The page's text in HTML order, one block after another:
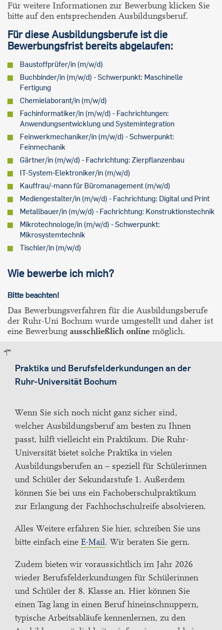
Für weitere Informationen zur Bewerbung klicken Sie
bitte auf den entsprechenden Ausbildungsberuf.
Für diese Ausbildungsberufe ist die
Bewerbungsfrist bereits abgelaufen:
Baustoffprüfer/in (m/w/d)
Buchbinder/in (m/w/d) - Schwerpunkt: Maschinelle
Fertigung
Chemielaborant/in (m/w/d)
Fachinformatiker/in (m/w/d) - Fachrichtungen:
Anwendungsentwicklung und Systemintegration
Feinwerkmechaniker/in (m/w/d) - Schwerpunkt:
Feinmechanik
Gärtner/in (m/w/d) - Fachrichtung: Zierpflanzenbau
IT-System-Elektroniker/in (m/w/d)
Kauffrau/-mann für Büromanagement (m/w/d)
Mediengestalter/in (m/w/d) - Fachrichtung: Digital und Print
Metallbauer/in (m/w/d) - Fachrichtung: Konstruktionstechnik
Mikrotechnologe/in (m/w/d) - Schwerpunkt:
Mikrosystemtechnik
Tischler/in (m/w/d)
Wie bewerbe ich mich?
Bitte beachten!
Das Bewerbungsverfahren für die Ausbildungsberufe
der Ruhr-Uni Bochum wurde umgestellt und daher ist
eine Bewerbung ausschließlich online möglich.
Praktika und Berufsfelderkundungen an der
Ruhr-Universität Bochum
Wenn Sie sich noch nicht ganz sicher sind,
welcher Ausbildungsberuf am besten zu Ihnen
passt, hilft vielleicht ein Praktikum. Die Ruhr-
Universität bietet solche Praktika in vielen
Ausbildungsberufen an – speziell für Schülerinnen
und Schüler der Sekundarstufe 1. Außerdem
können Sie bei uns ein Fachoberschulpraktikum
zur Erlangung der Fachhochschulreife absolvieren.
Alles Weitere erfahren Sie hier, schreiben Sie uns
bitte einfach eine E-Mail. Wir beraten Sie gern.
Zudem bieten wir voraussichtlich im Jahr 2026
wieder Berufsfelderkundungen für Schülerinnen
und Schüler der 8. Klasse an. Hier können Sie
einen Tag lang in einen Beruf hineinschnuppern,
typische Arbeitsabläufe kennenlernen, zu den